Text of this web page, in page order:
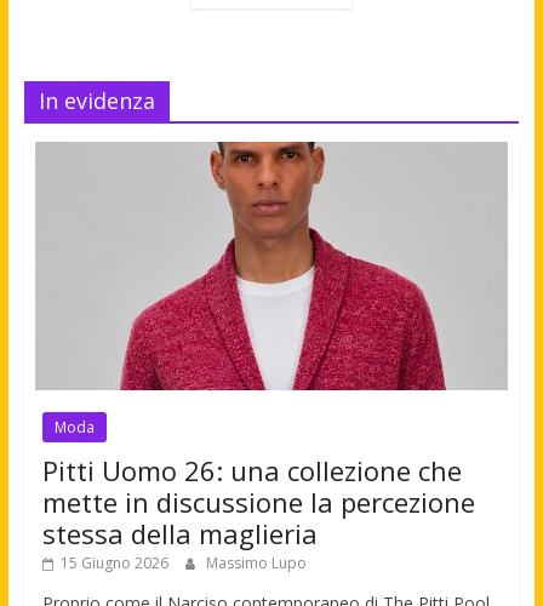
In evidenza
Moda
Pitti Uomo 26: una collezione che
mette in discussione la percezione
stessa della maglieria
15 Giugno 2026 Massimo Lupo